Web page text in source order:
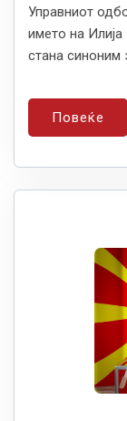
Управниот
името на Илија
стана синоним
Повеќе